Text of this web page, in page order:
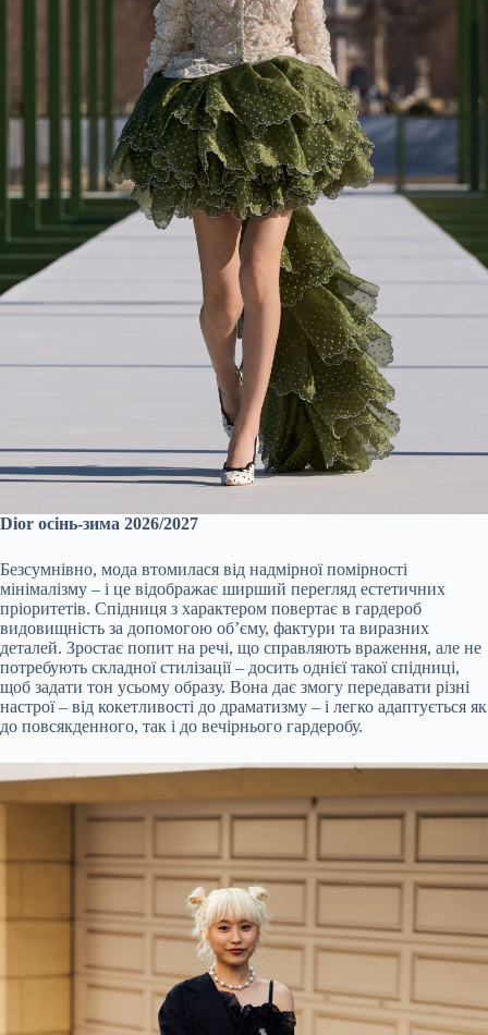
Dior осінь-зима 2026/2027
Безсумнівно, мода втомилася від надмірної помірності
мінімалізму – і це відображає ширший перегляд естетичних
пріоритетів. Спідниця з характером повертає в гардероб
видовищність за допомогою об’єму, фактури та виразних
деталей. Зростає попит на речі, що справляють враження, але не
потребують складної стилізації – досить однієї такої спідниці,
щоб задати тон усьому образу. Вона дає змогу передавати різні
настрої – від кокетливості до драматизму – і легко адаптується як
до повсякденного, так і до вечірнього гардеробу.